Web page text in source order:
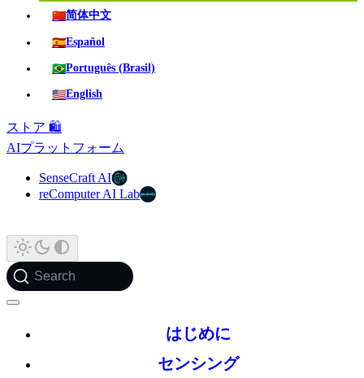
🇨🇳简体中文
🇪🇸Español
🇧🇷Português (Brasil)
🇺🇸English
ストア 🛍️
AIプラットフォーム
SenseCraft AI
reComputer AI Lab
Search
はじめに
センシング